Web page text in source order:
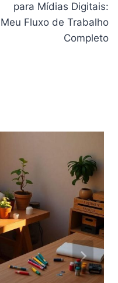
para Mídias Digitais:
Meu Fluxo de Trabalho
Completo